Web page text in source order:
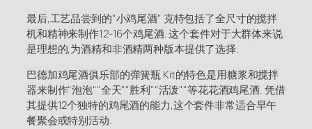
最后,工艺品尝到的"小鸡尾酒" 克特包括了全尺寸的搅拌
机和精神来制作12-16个鸡尾酒. 这个套件对于大群体来说
是理想的,为酒精和非酒精两种版本提供了选择.
巴德加鸡尾酒俱乐部的弹簧瓶 Kit的特色是用糖浆和搅拌
器来制作"泡泡""全天""胜利""活泼""等花花酒鸡尾酒. 凭借
其提供12个独特的鸡尾酒的能力,这个套件非常适合早午
餐聚会或特别活动.